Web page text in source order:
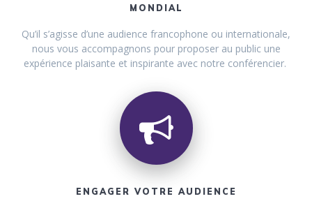
MONDIAL
Qu’il s’agisse d’une audience francophone ou internationale,
nous vous accompagnons pour proposer au public une
expérience plaisante et inspirante avec notre conférencier.
ENGAGER VOTRE AUDIENCE